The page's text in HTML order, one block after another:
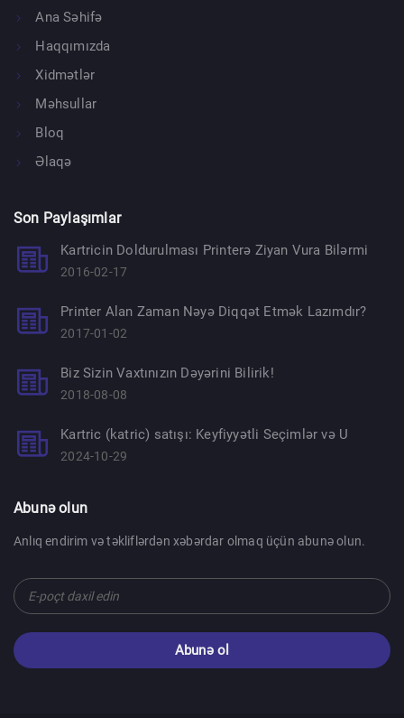
Ana Səhifə
Haqqımızda
Xidmətlər
Məhsullar
Bloq
Əlaqə
Son Paylaşımlar
Kartricin Doldurulması Printerə Ziyan Vura Bilərmi
2016-02-17
Printer Alan Zaman Nəyə Diqqət Etmək Lazımdır?
2017-01-02
Biz Sizin Vaxtınızın Dəyərini Bilirik!
2018-08-08
Kartric (katric) satışı: Keyfiyyətli Seçimlər və U
2024-10-29
Abunə olun
Anlıq endirim və təkliflərdən xəbərdar olmaq üçün abunə olun.
Abunə ol